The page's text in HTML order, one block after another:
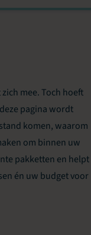
mee. Toch hoeft
pagina wordt
komen, waarom
om binnen uw
pakketten en helpt
én uw budget voor